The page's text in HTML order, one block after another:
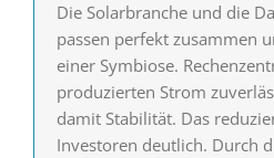
Die Solarbranche und die
passen perfekt zusammen
einer Symbiose.
produzierten Strom
damit Stabilität. Das
Investoren deutlich. Durch